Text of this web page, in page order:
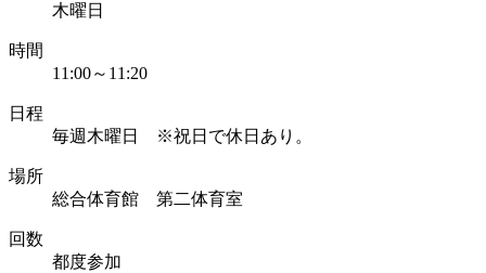
木曜日
時間
11:00～11:20
日程
毎週木曜日 ※祝日で休日あり。
場所
総合体育館 第二体育室
回数
都度参加